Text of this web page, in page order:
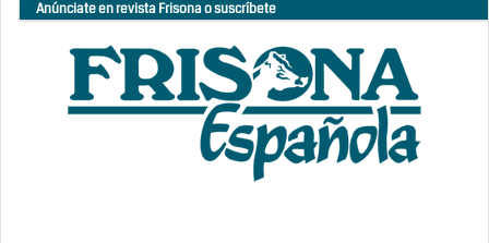
Anúnciate en revista Frisona o suscríbete